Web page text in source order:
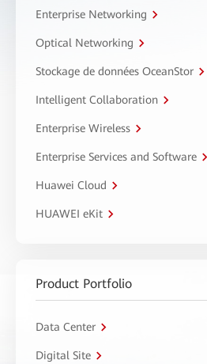
Enterprise Networking
Optical Networking
Stockage de données OceanStor
Intelligent Collaboration
Enterprise Wireless
Enterprise Services and Software
Huawei Cloud
HUAWEI eKit
Product Portfolio
Data Center
Digital Site